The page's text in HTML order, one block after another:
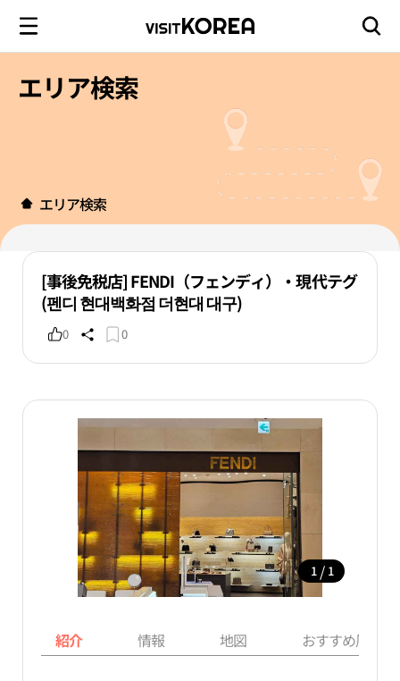
エリア検索
エリア検索
[事後免税店] FENDI（フェンディ）・現代テグ
(펜디 현대백화점 더현대 대구)
0 0
1 / 1
紹介 情報 地図 おすすめ周辺